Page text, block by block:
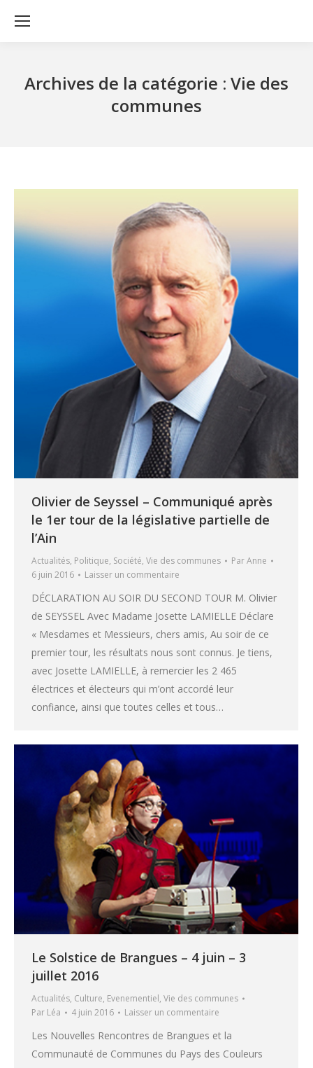
Archives de la catégorie : Vie des
communes
Olivier de Seyssel – Communiqué après
le 1er tour de la législative partielle de
l’Ain
Actualités, Politique, Société, Vie des communes ParAnne
6 juin 2016
Laisser un commentaire
DÉCLARATION AU SOIR DU SECOND TOUR M. Olivier
de SEYSSEL Avec Madame Josette LAMIELLE Déclare
« Mesdames et Messieurs, chers amis, Au soir de ce
premier tour, les résultats nous sont connus. Je tiens,
avec Josette LAMIELLE, à remercier les 2 465
électrices et électeurs qui m’ont accordé leur
confiance, ainsi que toutes celles et tous…
Le Solstice de Brangues – 4 juin – 3
juillet 2016
Actualités, Culture, Evenementiel, Vie des communes
Par Léa 4 juin 2016 Laisser un commentaire
Les Nouvelles Rencontres de Brangues et la
Communauté de Communes du Pays des Couleurs